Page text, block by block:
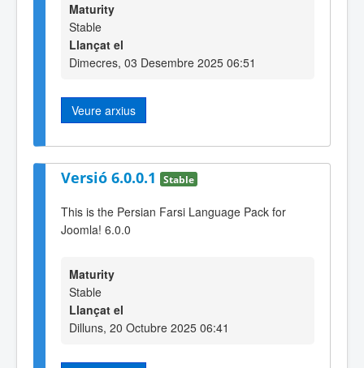
Maturity
Stable
Llançat el
Dimecres, 03 Desembre 2025 06:51
Veure arxius
Versió 6.0.0.1 Stable
This is the Persian Farsi Language Pack for
Joomla! 6.0.0
Maturity
Stable
Llançat el
Dilluns, 20 Octubre 2025 06:41